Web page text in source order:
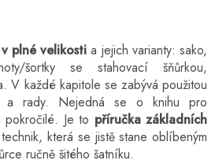
v plné velikosti a jejich varianty: sako,
šortky se stahovací šňůrkou,
V každé kapitole se zabývá použitou
a rady. Nejedná se o knihu pro
Je to příručka základních
která se jistě stane oblíbeným
ručně šitého šatníku.